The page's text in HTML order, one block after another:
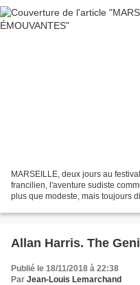
MARSEILLE, deux jours au
francilien, l'aventure sudiste
plus que modeste, mais toujours
Allan Harris. The
Publié le 18/11/2018 à 22:38
Par Jean-Louis Lemarchand